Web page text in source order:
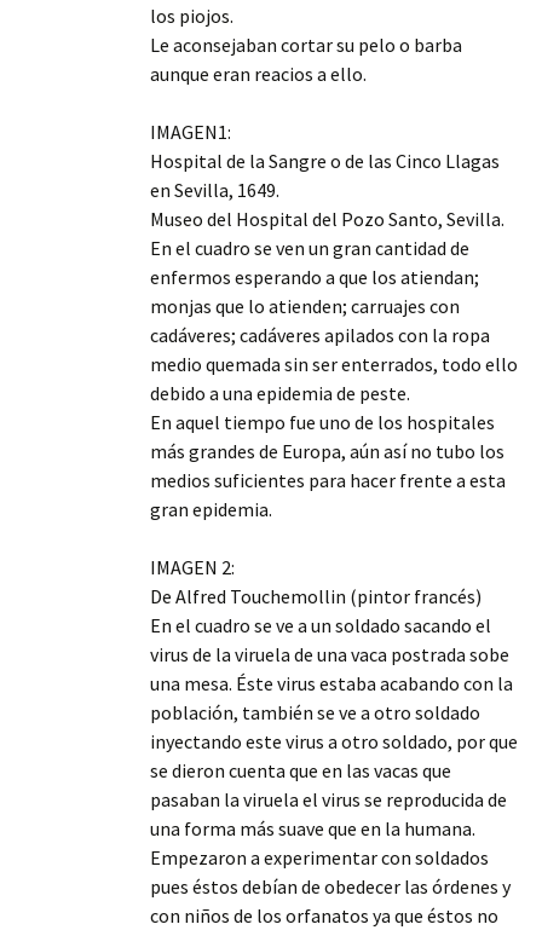
los piojos.
Le aconsejaban cortar su pelo o barba
aunque eran reacios a ello.
IMAGEN1:
Hospital de la Sangre o de las Cinco Llagas
en Sevilla, 1649.
Museo del Hospital del Pozo Santo, Sevilla.
En el cuadro se ven un gran cantidad de
enfermos esperando a que los atiendan;
monjas que lo atienden; carruajes con
cadáveres; cadáveres apilados con la ropa
medio quemada sin ser enterrados, todo ello
debido a una epidemia de peste.
En aquel tiempo fue uno de los hospitales
más grandes de Europa, aún así no tubo los
medios suficientes para hacer frente a esta
gran epidemia.
IMAGEN 2:
De Alfred Touchemollin (pintor francés)
En el cuadro se ve a un soldado sacando el
virus de la viruela de una vaca postrada sobe
una mesa. Éste virus estaba acabando con la
población, también se ve a otro soldado
inyectando este virus a otro soldado, por que
se dieron cuenta que en las vacas que
pasaban la viruela el virus se reproducida de
una forma más suave que en la humana.
Empezaron a experimentar con soldados
pues éstos debían de obedecer las órdenes y
con niños de los orfanatos ya que éstos no